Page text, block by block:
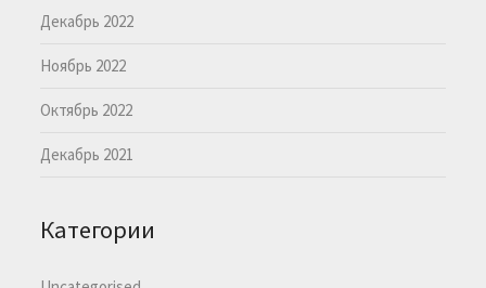
Декабрь 2022
Ноябрь 2022
Октябрь 2022
Декабрь 2021
Категории